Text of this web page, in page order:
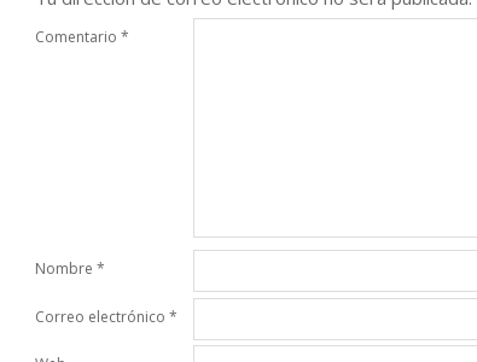
Comentario *
Nombre *
Correo electrónico *